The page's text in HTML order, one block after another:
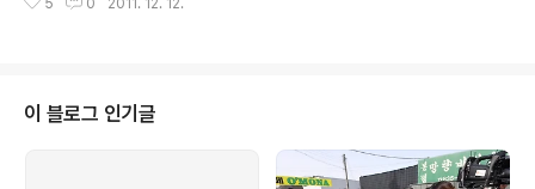
히려 미국 재정문제가 더 심각해 보였다. 그리스 문제 초기
수가 있어 보였지만 불분명했다. 하지만 유럽 재정위기를
2년 가량 귀동냥하며 들여다보니 이제 조금씩 실체가 보이
기 시작하는 것 같다. 아니 그건 너무 건방진 말인지도 모르
겠다. 적어도 뿌옇던 안개가 조금씩 걷히기는 한다. 재정건
5 0 2011. 12. 12.
이 블로그 인기글